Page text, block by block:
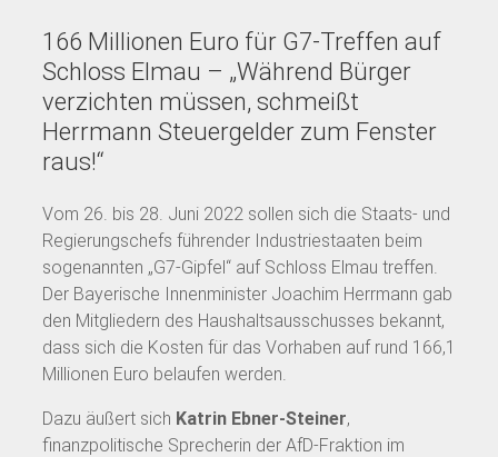
166 Millionen Euro für G7-Treffen auf
Schloss Elmau – „Während Bürger
verzichten müssen, schmeißt
Herrmann Steuergelder zum Fenster
raus!“
Vom 26. bis 28. Juni 2022 sollen sich die Staats- und
Regierungschefs führender Industriestaaten beim
sogenannten „G7-Gipfel“ auf Schloss Elmau treffen.
Der Bayerische Innenminister Joachim Herrmann gab
den Mitgliedern des Haushaltsausschusses bekannt,
dass sich die Kosten für das Vorhaben auf rund 166,1
Millionen Euro belaufen werden.
Dazu äußert sich Katrin Ebner-Steiner,
finanzpolitische Sprecherin der AfD-Fraktion im